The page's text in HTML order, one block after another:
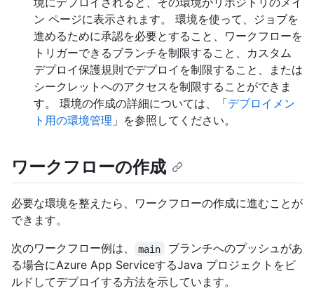
ン ページに表示されます。 環境を使って、ジョブを
進めるために承認を必要とすること、ワークフローを
トリガーできるブランチを制限すること、カスタム
デプロイ保護規則でデプロイを制限すること、または
シークレットへのアクセスを制限することができま
す。 環境の作成の詳細については、「デプロイメン
ト用の環境管理 」を参照してください。
ワークフローの作成
必要な環境を整えたら、ワークフローの作成に進むことが
できます。
次のワークフロー例は、
main
ブランチへのプッシュがあ
る場合にAzure App ServiceするJava プロジェクトをビ
ルドしてデプロイする方法を示しています。